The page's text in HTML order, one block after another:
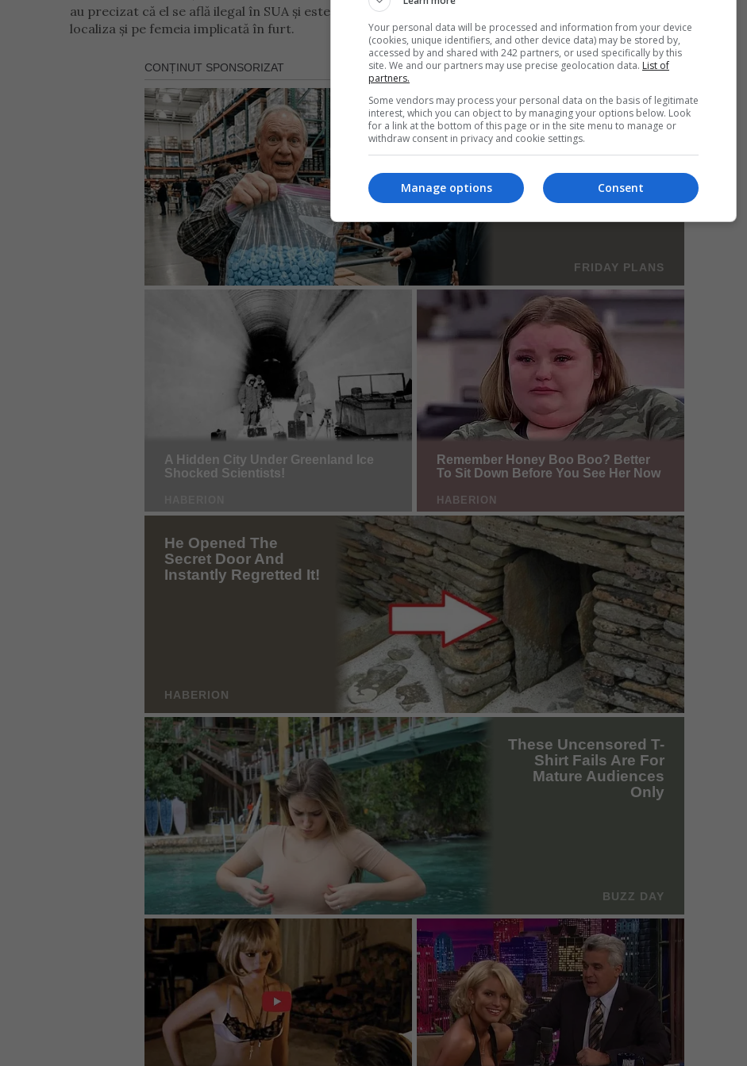
au precizat că el se află ilegal în SUA și este pasibil de deportare. Anchetatorii continuă cercetările pentru a o
localiza și pe femeia implicată în furt.
Your personal data will be processed and information from your device
(cookies, unique identifiers, and other device data) may be stored by,
accessed by and shared with 242 partners, or used specifically by this
site. We and our partners may use precise geolocation data. List of
partners.
Some vendors may process your personal data on the basis of legitimate
interest, which you can object to by managing your options below. Look
for a link at the bottom of this page or in the site menu to manage or
withdraw consent in privacy and cookie settings.
Consent
Manage options